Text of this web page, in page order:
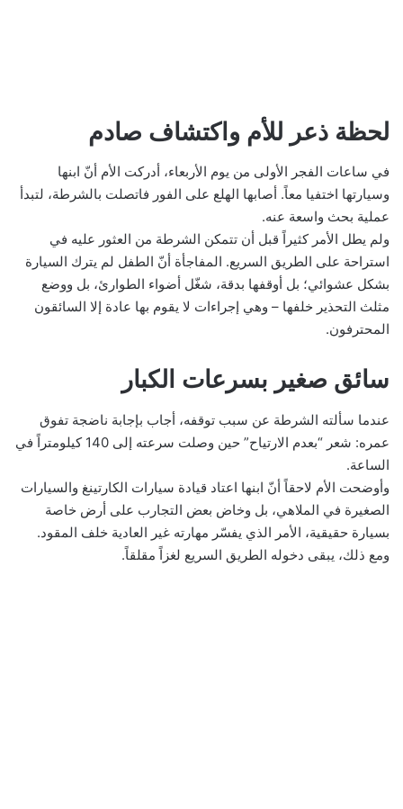
لحظة ذعر للأم واكتشاف صادم
في ساعات الفجر الأولى من يوم الأربعاء، أدركت الأم أنّ ابنها
وسيارتها اختفيا معاً. أصابها الهلع على الفور فاتصلت بالشرطة، لتبدأ
عملية بحث واسعة عنه.
ولم يطل الأمر كثيراً قبل أن تتمكن الشرطة من العثور عليه في
استراحة على الطريق السريع. المفاجأة أنّ الطفل لم يترك السيارة
بشكل عشوائي؛ بل أوقفها بدقة، شغّل أضواء الطوارئ، بل ووضع
مثلث التحذير خلفها – وهي إجراءات لا يقوم بها عادة إلا السائقون
المحترفون.
سائق صغير بسرعات الكبار
عندما سألته الشرطة عن سبب توقفه، أجاب بإجابة ناضجة تفوق
عمره: شعر “بعدم الارتياح” حين وصلت سرعته إلى 140 كيلومتراً في
الساعة.
وأوضحت الأم لاحقاً أنّ ابنها اعتاد قيادة سيارات الكارتينغ والسيارات
الصغيرة في الملاهي، بل وخاض بعض التجارب على أرض خاصة
بسيارة حقيقية، الأمر الذي يفسّر مهارته غير العادية خلف المقود.
ومع ذلك، يبقى دخوله الطريق السريع لغزاً مقلقاً.